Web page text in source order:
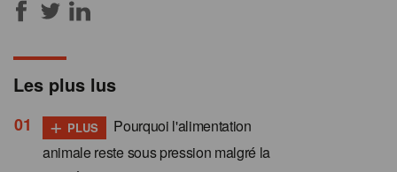
Les plus lus
+ PLUS
Pourquoi l'alimentation
animale reste sous pression malgré la